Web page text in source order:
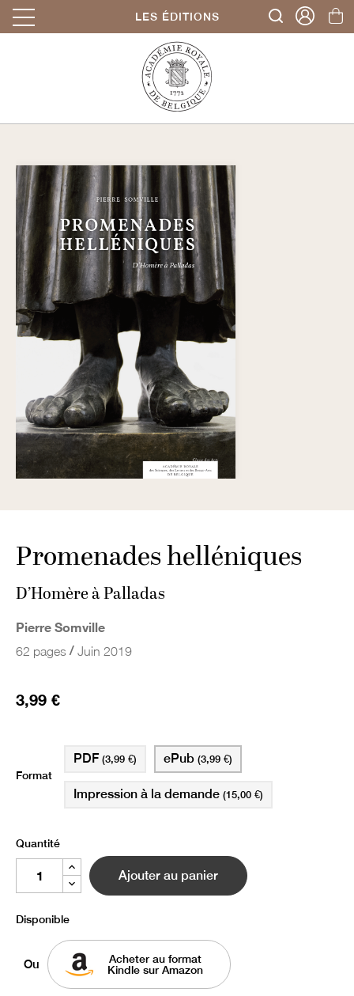
LES ÉDITIONS
Promenades helléniques
D’Homère à Palladas
Pierre Somville
62 pages / Juin 2019
3,99 €
Format
ePub (3,99 €)
PDF (3,99 €)
Impression à la demande (15,00 €)
Quantité
Ajouter au panier
Disponible
Ou
Acheter au format
Kindle sur Amazon